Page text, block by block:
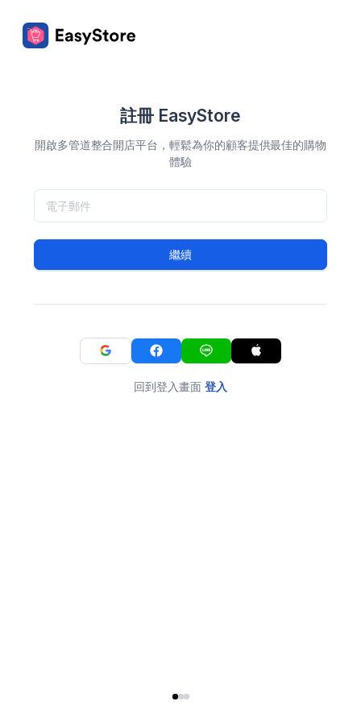
註冊 EasyStore
開啟多管道整合開店平台，輕鬆為你的顧客提供最佳的購物
體驗
繼續
回到登入畫面 登入